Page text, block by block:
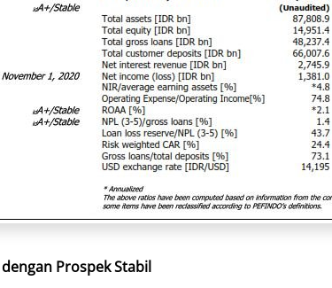
Prospek Stabil